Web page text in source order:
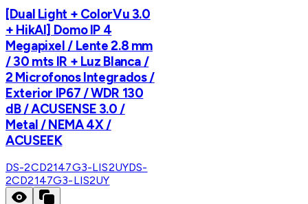
[Dual Light + ColorVu 3.0
+ HikAI] Domo IP 4
Megapixel / Lente 2.8 mm
/ 30 mts IR + Luz Blanca /
2 Microfonos Integrados /
Exterior IP67 / WDR 130
dB / ACUSENSE 3.0 /
Metal / NEMA 4X /
ACUSEEK
DS-2CD2147G3-LIS2UYDS-
2CD2147G3-LIS2UY